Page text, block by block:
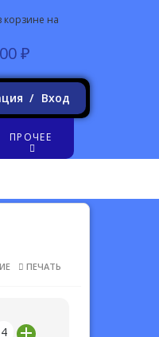
корзине на
₽
Вход
ПРОЧЕЕ
ПЕЧАТЬ